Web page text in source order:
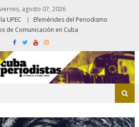
agosto 07, 2026
UPEC
Efemérides del Periodismo
de Comunicación en Cuba